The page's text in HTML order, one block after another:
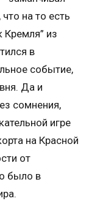
на то есть
Кремля” из
в
событие,
Да и
сомнения,
игре
на Красной
от
было в